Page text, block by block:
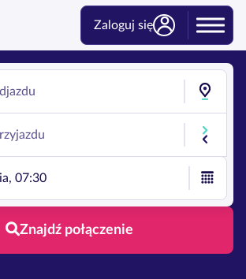
Zaloguj się
07:30
Znajdź połączenie